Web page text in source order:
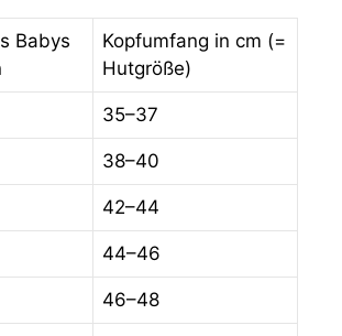
Babys
Kopfumfang in cm (=
Hutgröße)
35–37
38–40
42–44
44–46
46–48